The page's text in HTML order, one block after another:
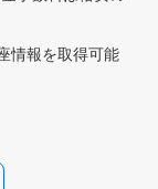
情報を取得可能